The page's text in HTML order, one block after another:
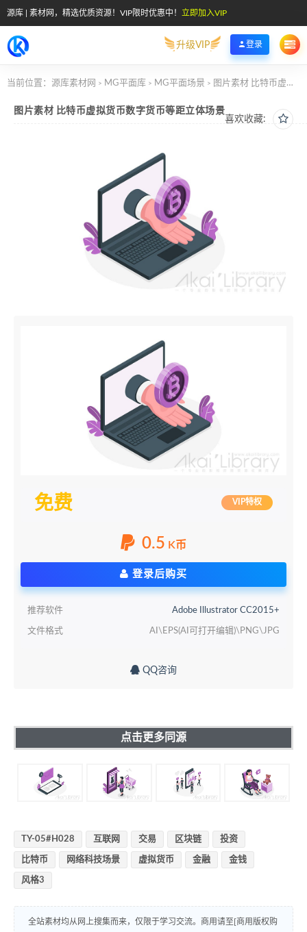
源库 | 素材网，精选优质资源！VIP限时优惠中！ 立即加入VIP
升级VIP 登录
当前位置： 源库素材网 > MG平面库 > MG平面场景 > 图片素材 比特币虚拟货币数字货币等距立体场景
喜欢收藏:
图片素材 比特币虚拟货币数字货币等距立体场景
免费 VIP特权
0.5 K币
登录后购买
推荐软件 Adobe Illustrator CC2015+
文件格式 AI\EPS(AI可打开编辑)\PNG\JPG
QQ咨询
点击更多同源
TY-05#H028 互联网 交易 区块链 投资
比特币 网络科技场景 虚拟货币 金融 金钱
风格3
全站素材均从网上搜集而来，仅限于学习交流。商用请至[商用版权购